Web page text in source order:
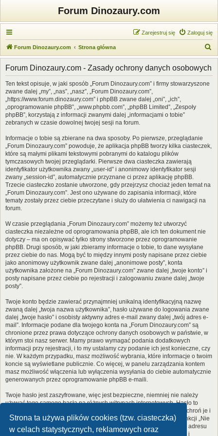
Strona ta używa plików cookies (tzw. ciasteczka)
w celach statystycznych, reklamowych oraz
Forum Dinozaury.com
Zaloguj się
Zarejestruj się
Forum Dinozaury.com Strona główna
z
Forum Dinozaury.com - Zasady ochrony danych osobowych
Ten tekst opisuje, w jaki sposób „Forum Dinozaury.com” i firmy stowarzyszone
zwane dalej „my”, „nas”, „nasz”, „Forum Dinozaury.com”,
„https://www.forum.dinozaury.com” i phpBB zwane dalej „oni”, „ich”,
„oprogramowanie phpBB”, „www.phpbb.com”, „phpBB Limited”, „Zespoły
phpBB”, korzystają z informacji zwanymi dalej „informacjami o tobie”
zebranych w czasie dowolnej twojej sesji na forum.
Informacje o tobie są zbierane na dwa sposoby. Po pierwsze, przeglądanie
„Forum Dinozaury.com” powoduje, że aplikacja phpBB tworzy kilka ciasteczek,
które są małymi plikami tekstowymi pobranymi do katalogu plików
tymczasowych twojej przeglądarki. Pierwsze dwa ciasteczka zawierają
identyfikator użytkownika zwany „user-id” i anonimowy identyfikator sesji
zwany „session-id”, automatycznie przyznane ci przez aplikację phpBB.
Trzecie ciasteczko zostanie utworzone, gdy przejrzysz chociaż jeden temat na
„Forum Dinozaury.com”. Jest ono używane do zapisania informacji, które
tematy zostały przez ciebie przeczytane i służy do ułatwienia ci nawigacji na
forum.
W czasie przeglądania „Forum Dinozaury.com” możemy też utworzyć
ciasteczka niezależne od oprogramowania phpBB, ale ich ten dokument nie
dotyczy – ma on opisywać tylko strony stworzone przez oprogramowanie
phpBB. Drugi sposób, w jaki zbieramy informacje o tobie, to dane wysyłane
przez ciebie do nas. Mogą być to między innymi posty napisane przez ciebie
jako anonimowy użytkownik zwane dalej „anonimowe posty”, konta
użytkownika założone na „Forum Dinozaury.com” zwane dalej „twoje konto” i
posty napisane przez ciebie po rejestracji i zalogowaniu zwane dalej „twoje
posty”.
Twoje konto będzie zawierać przynajmniej unikalną identyfikacyjną nazwę
zwaną dalej „twoja nazwa użytkownika”, hasło używane do logowania zwane
dalej „twoje hasło” i osobisty aktywny adres e-mail zwany dalej „twój adres e-
mail”. Informacje podane dla twojego konta na „Forum Dinozaury.com” są
chronione przez prawa dotyczące ochrony danych osobowych w państwie, w
którym stoi nasz serwer. Mamy prawo wymagać podania dodatkowych
informacji przy rejestracji, i to my ustalamy czy podanie ich jest konieczne, czy
nie. W każdym przypadku, masz możliwość wybrania, które informacje o twoim
koncie są wyświetlane publicznie. Co więcej, w panelu zarządzania kontem
masz możliwość włączenia lub wyłączenia wysyłania do ciebie automatycznie
generowanych przez oprogramowanie phpBB e-maili.
Twoje hasło jest zaszyfrowane, więc jest bezpieczne, niemniej nie należy
używać tego samego hasła na różnych witrynach internetowych. Hasło to
umożliwia dostęp do twojego konta na „Forum Dinozaury.com”, więc chroń je i
w żadnym wypadku nie podawajnikomu. Jeśli je zapomnisz, użyj funkcji „Nie
pamiętam hasła”. Witryna poprosi cię o podanie nazwy użytkownika i adresu
e-mail. Po podaniu tych danych zostanie wygenerowane nowe hasło i